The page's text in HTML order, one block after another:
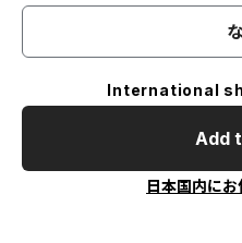
International
Add
日本国内に